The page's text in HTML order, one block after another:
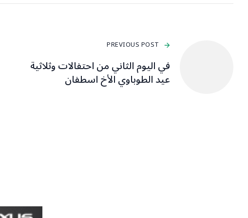
PREVIOUS POST
في اليوم الثاني من احتفالات وثلاثية
عيد الطوباوي الأخ اسطفان